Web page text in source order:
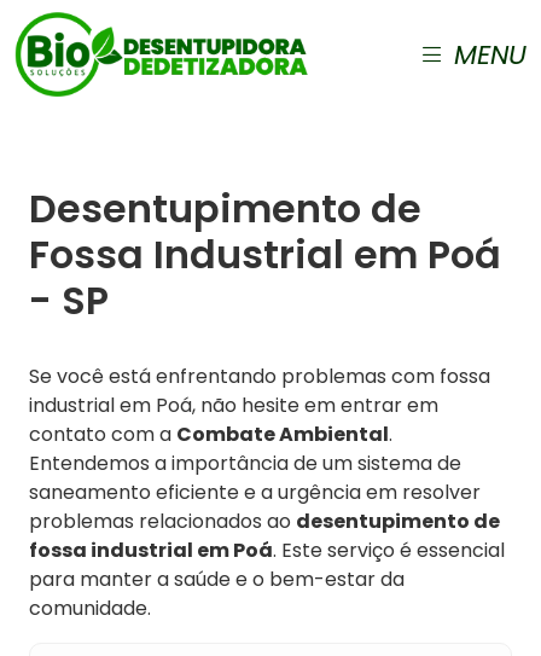
MENU
Desentupimento de
Fossa Industrial em Poá
- SP
Se você está enfrentando problemas com fossa
industrial em Poá, não hesite em entrar em
contato com a Combate Ambiental.
Entendemos a importância de um sistema de
saneamento eficiente e a urgência em resolver
problemas relacionados ao desentupimento de
fossa industrial em Poá. Este serviço é essencial
para manter a saúde e o bem-estar da
comunidade.